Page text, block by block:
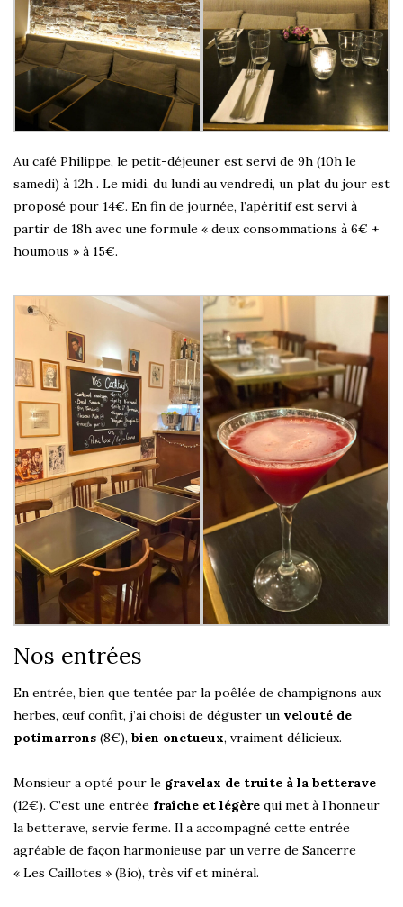
Au café Philippe, le petit-déjeuner est servi de 9h (10h le
samedi) à 12h . Le midi, du lundi au vendredi, un plat du jour est
proposé pour 14€. En fin de journée, l’apéritif est servi à
partir de 18h avec une formule « deux consommations à 6€ +
houmous » à 15€.
Nos entrées
En entrée, bien que tentée par la poêlée de champignons aux
herbes, œuf confit, j’ai choisi de déguster un velouté de
potimarrons (8€), bien onctueux, vraiment délicieux.
Monsieur a opté pour le gravelax de truite à la betterave
(12€). C’est une entrée fraîche et légère qui met à l’honneur
la betterave, servie ferme. Il a accompagné cette entrée
agréable de façon harmonieuse par un verre de Sancerre
« Les Caillotes » (Bio), très vif et minéral.